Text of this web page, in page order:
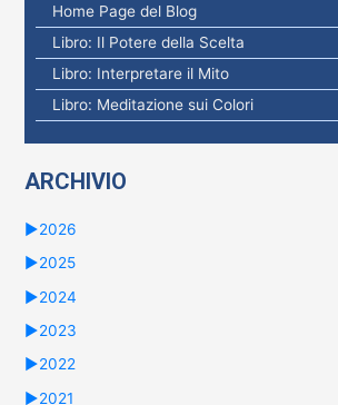
:
Home Page del Blog
Libro: Il Potere della Scelta
Libro: Interpretare il Mito
Libro: Meditazione sui Colori
ARCHIVIO
►2026
►2025
►2024
►2023
►2022
►2021